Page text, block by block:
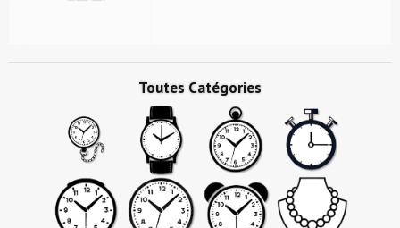
Toutes Catégories